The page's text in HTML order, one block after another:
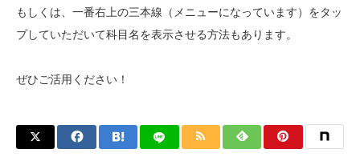
もしくは、一番右上の三本線（メニューになっています）をタッ
プしていただいて科目名を表示させる方法もあります。
ぜひご活用ください！